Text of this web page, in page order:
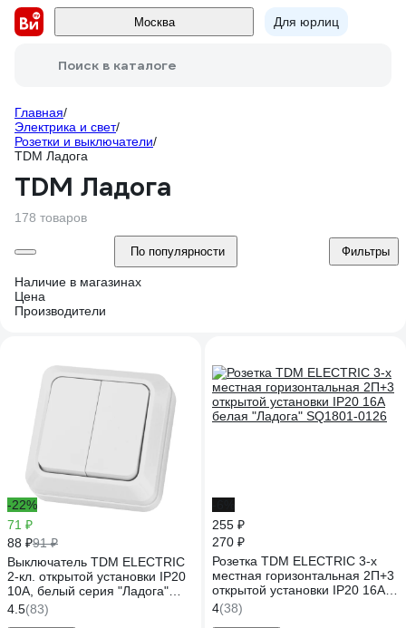
Москва Для юрлиц
Поиск в каталоге
Главная/
Электрика и свет/
Розетки и выключатели/
TDM Ладога
TDM Ладога
178 товаров
По популярности Фильтры
Наличие в магазинах
Цена
Производители
-22%
71 ₽
88 ₽91 ₽
Выключатель TDM ELECTRIC
2-кл. открытой установки IP20
10А, белый серия "Ладога"
SQ1801-0003
4.5(83)
255 ₽
270 ₽
Розетка TDM ELECTRIC 3-х
местная горизонтальная 2П+3
открытой установки IP20 16A
белая "Ладога" SQ1801-0126
4(38)